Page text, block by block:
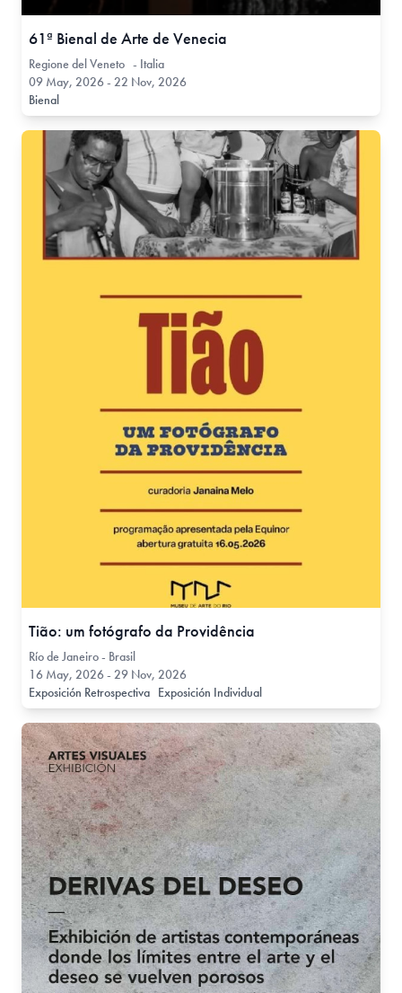
61ª Bienal de Arte de Venecia
Regione del Veneto - Italia
09 May, 2026 - 22 Nov, 2026
Bienal
Tião: um fotógrafo da Providência
Río de Janeiro - Brasil
16 May, 2026 - 29 Nov, 2026
Exposición Retrospectiva Exposición Individual